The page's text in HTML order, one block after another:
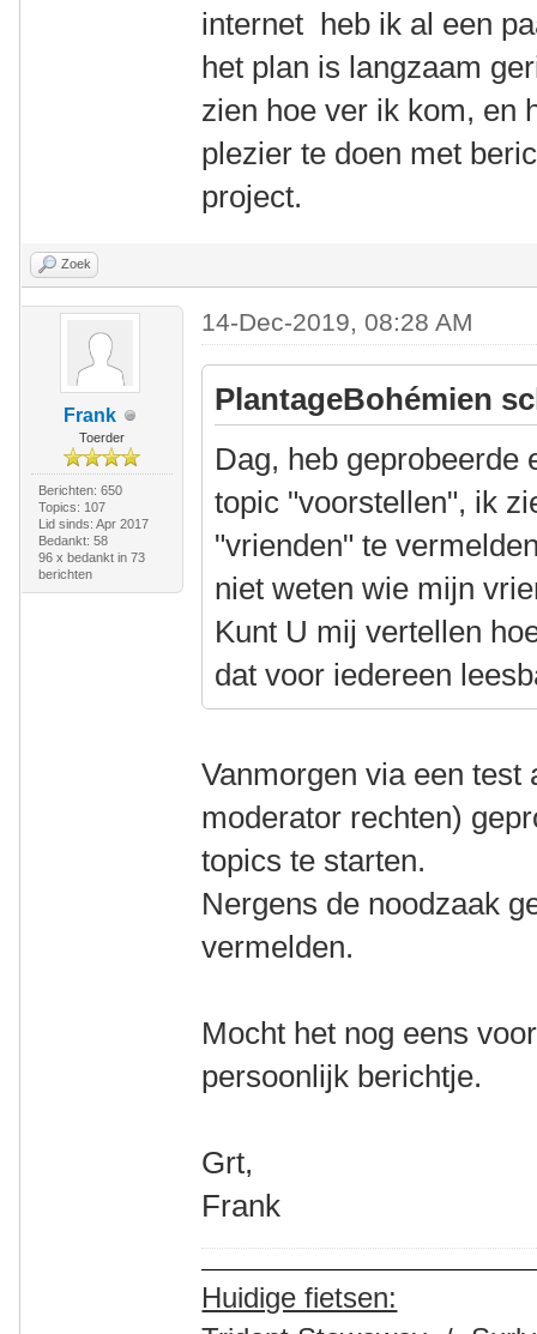
internet heb ik al een
het plan is langzaam
zien hoe ver ik kom, en
plezier te doen met
project.
Zoek
Frank
Toerder
Berichten: 650
Topics: 107
Lid sinds: Apr 2017
Bedankt: 58
96 x bedankt in 73
berichten
14-Dec-2019, 08:28 AM
PlantageBohémien
Dag, heb geprobeerde
topic "voorstellen", ik
"vrienden" te
niet weten wie mijn
Kunt U mij vertellen
dat voor iedereen
Vanmorgen via een
moderator rechten)
topics te starten.
Nergens de noodzaak
vermelden.
Mocht het nog eens
persoonlijk berichtje.
Grt,
Frank
Huidige fietsen: